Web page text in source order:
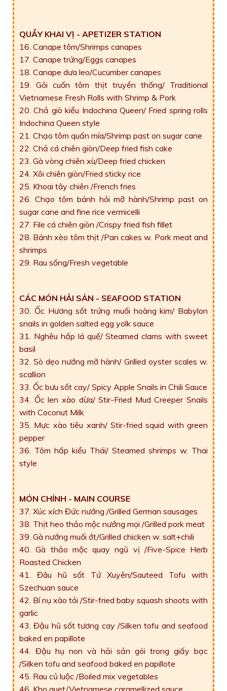
QUẦY KHAI VỊ - APETIZER STATION
16. Canape tôm/Shrimps canapes
17. Canape trứng/Eggs canapes
18. Canape dưa leo/Cucumber canapes
19. Gỏi cuốn tôm thịt truyền thống/ Traditional
Vietnamese Fresh Rolls with Shrimp & Pork
20. Chả giò kiểu Indochina Queen/ Fried spring rolls
Indochina Queen style
21. Chạo tôm quấn mía/Shrimp past on sugar cane
22. Chả cá chiên giòn/Deep fried fish cake
23. Gà vòng chiên xù/Deep fried chicken
24. Xôi chiên giòn/Fried sticky rice
25. Khoai tây chiên /French fries
26. Chạo tôm bánh hỏi mỡ hành/Shrimp past on
sugar cane and fine rice vermicelli
27. File cá chiên giòn /Crispy fried fish fillet
28. Bánh xèo tôm thịt /Pan cakes w. Pork meat and
shrimps
29. Rau sống/Fresh vegetable
CÁC MÓN HẢI SẢN - SEAFOOD STATION
30. Ốc Hương sốt trứng muối hoàng kim/ Babylon
snails in golden salted egg yolk sauce
31. Nghêu hấp lá quế/ Steamed clams with sweet
basil
32. Sò dẹo nướng mỡ hành/ Grilled oyster scales w.
scallion
33. Ốc bưu sốt cay/ Spicy Apple Snails in Chili Sauce
34. Ốc len xào dừa/ Stir-Fried Mud Creeper Snails
with Coconut Milk
35. Mực xào tiêu xanh/ Stir-fried squid with green
pepper
36. Tôm hấp kiểu Thái/ Steamed shrimps w. Thai
style
MÓN CHÍNH - MAIN COURSE
37. Xúc xích Đức nướng /Grilled German sausages
38. Thịt heo thảo mộc nướng mọi /Grilled pork meat
39. Gà nướng muối ớt/Grilled chicken w. salt+chili
40. Gà thảo mộc quay ngũ vị /Five-Spice Herb
Roasted Chicken
41. Đâu hũ sốt Tứ Xuyên/Sauteed Tofu with
Szechuan sauce
42. Bí nụ xào tỏi /Stir-fried baby squash shoots with
garlic
43. Đậu hũ sốt tương cay /Silken tofu and seafood
baked en papillote
44. Đậu hụ non và hải sản gói trong giấy bạc
/Silken tofu and seafood baked en papillote
45. Rau củ luộc /Boiled mix vegetables
46. Kho quẹt/Vietnamese caramellized sauce